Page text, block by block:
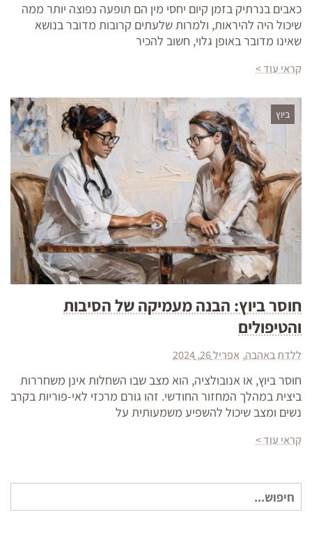
כאבים בנרתיק בזמן קיום יחסי מין הם תופעה נפוצה יותר ממה
שיכול היה להיראות, ולמרות שלעתים קרובות מדובר בנושא
שאינו מדובר באופן גלוי, חשוב להכיר
קראי עוד >
ביוץ
חוסר ביוץ: הבנה מעמיקה של הסיבות
והטיפולים
ללדת באהבה אפריל 26, 2024
חוסר ביוץ, או אנובולציה, הוא מצב שבו השחלות אינן משחררות
ביצית במהלך המחזור החודשי. זהו גורם מרכזי לאי-פוריות בקרב
נשים ומצב שיכול להשפיע משמעותית על
קראי עוד >
חיפוש
עבור: